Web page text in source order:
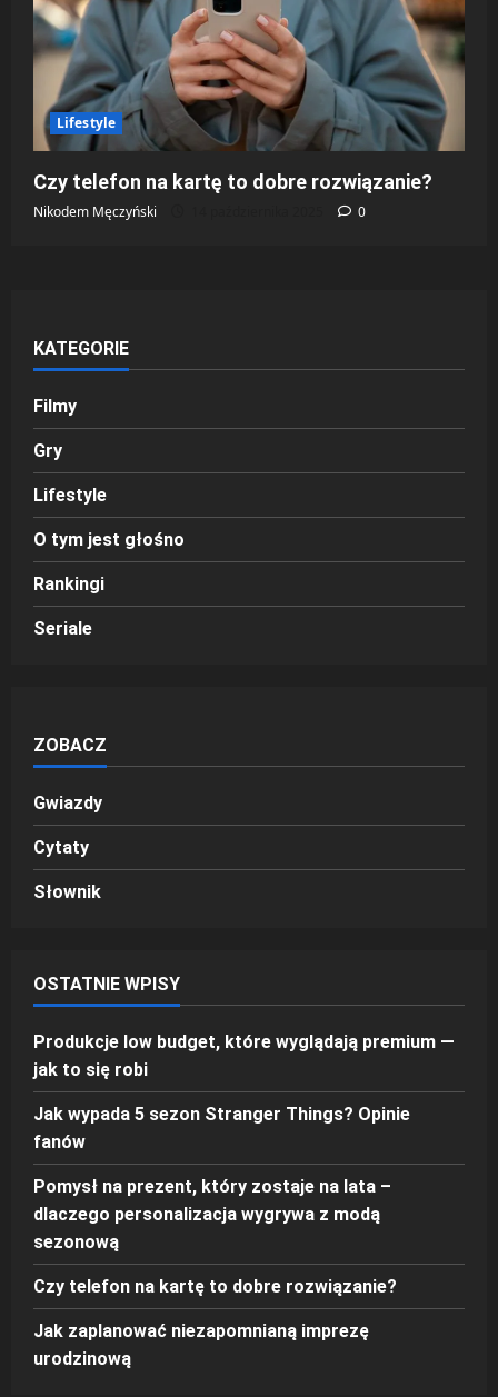
Lifestyle
Czy telefon na kartę to dobre rozwiązanie?
Nikodem Męczyński 0
KATEGORIE
Filmy
Gry
Lifestyle
O tym jest głośno
Rankingi
Seriale
ZOBACZ
Gwiazdy
Cytaty
Słownik
OSTATNIE WPISY
Produkcje low budget, które wyglądają premium —
jak to się robi
Jak wypada 5 sezon Stranger Things? Opinie
fanów
Pomysł na prezent, który zostaje na lata –
dlaczego personalizacja wygrywa z modą
sezonową
Czy telefon na kartę to dobre rozwiązanie?
Jak zaplanować niezapomnianą imprezę
urodzinową